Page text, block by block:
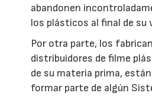
abandonen
los plásticos al final de su
Por otra parte, los
distribuidores de filme
de su materia prima,
formar parte de algún